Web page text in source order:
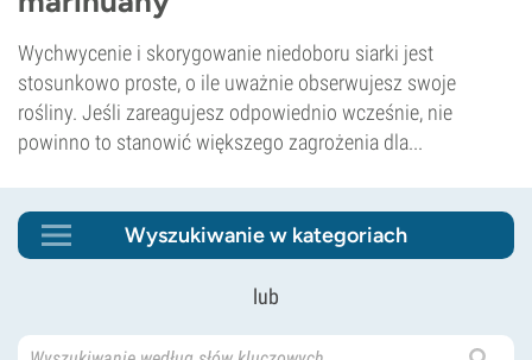
Wychwycenie i skorygowanie niedoboru siarki jest
stosunkowo proste, o ile uważnie obserwujesz swoje
rośliny. Jeśli zareagujesz odpowiednio wcześnie, nie
powinno to stanowić większego zagrożenia dla...
Wyszukiwanie w kategoriach
lub